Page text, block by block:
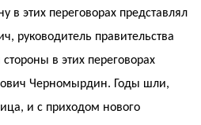
в этих переговорах представлял
руководитель правительства
в этих переговорах
Черномырдин. Годы шли,
и с приходом нового